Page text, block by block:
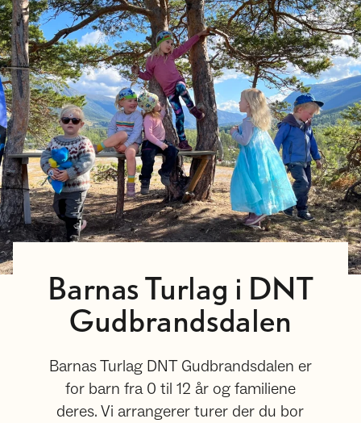
Barnas Turlag i DNT
Gudbrandsdalen
Barnas Turlag DNT Gudbrandsdalen er
for barn fra 0 til 12 år og familiene
deres. Vi arrangerer turer der du bor